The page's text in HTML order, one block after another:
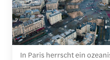
In Paris herrscht ein